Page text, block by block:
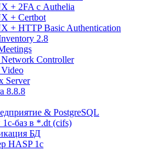
+ 2FA с Authelia
+ Certbot
+ HTTP Basic Authentication
2.8
Controller
Server
8.8.8
& PostgreSQL
1с-баз в *.dt (cifs)
БД
HASP 1c